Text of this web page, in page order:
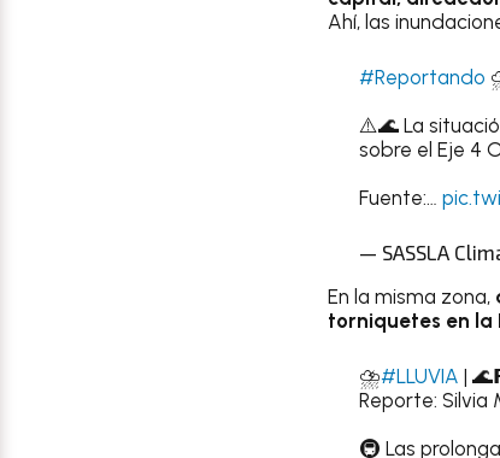
Ahí, las
#Reportando
⚠️🌊 La
sobre el Eje 4
Fuente:…
— SASSLA
En la misma zona,
torniquetes en la
⛈️#LLUVIA |
Reporte: Silvia
🚇 Las